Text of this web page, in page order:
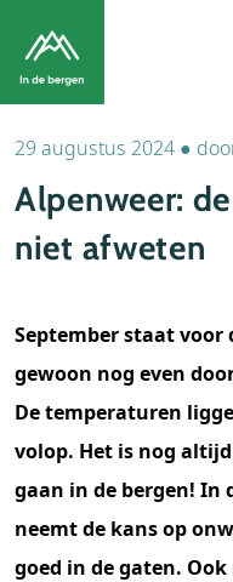
Bestemmingen
Weblog
Thema's
Tips
29 augustus 2024 ●
Alpenweer:
niet afweten
September staat voor
gewoon nog even
De temperaturen
volop. Het is nog
gaan in de bergen! In
neemt de kans op
goed in de gaten.